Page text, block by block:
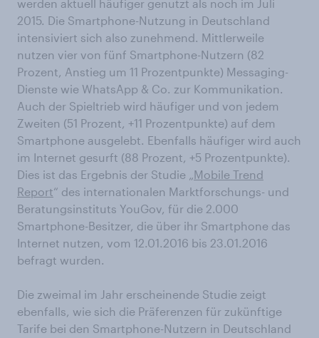
werden aktuell häufiger genutzt als noch im Juli
2015. Die Smartphone-Nutzung in Deutschland
intensiviert sich also zunehmend. Mittlerweile
nutzen vier von fünf Smartphone-Nutzern (82
Prozent, Anstieg um 11 Prozentpunkte) Messaging-
Dienste wie WhatsApp & Co. zur Kommunikation.
Auch der Spieltrieb wird häufiger und von jedem
Zweiten (51 Prozent, +11 Prozentpunkte) auf dem
Smartphone ausgelebt. Ebenfalls häufiger wird auch
im Internet gesurft (88 Prozent, +5 Prozentpunkte).
Dies ist das Ergebnis der Studie „Mobile Trend
Report“ des internationalen Marktforschungs- und
Beratungsinstituts YouGov, für die 2.000
Smartphone-Besitzer, die über ihr Smartphone das
Internet nutzen, vom 12.01.2016 bis 23.01.2016
befragt wurden.
Die zweimal im Jahr erscheinende Studie zeigt
ebenfalls, wie sich die Präferenzen für zukünftige
Tarife bei den Smartphone-Nutzern in Deutschland